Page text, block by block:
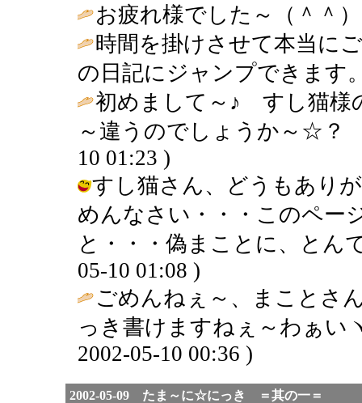
お疲れ様でした～（＾＾
時間を掛けさせて本当に
の日記にジャンプできます
初めまして～♪ すし猫様
～違うのでしょうか～☆
10 01:23 )
すし猫さん、どうもあり
めんなさい・・・このペー
と・・・偽まことに、とん
05-10 01:08 )
ごめんねぇ～、まことさ
っき書けますねぇ～わぁ
2002-05-10 00:36 )
2002-05-09 たま～に☆にっき ＝其の一＝